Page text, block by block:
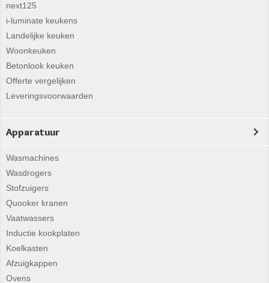
next125
i-luminate keukens
Landelijke keuken
Woonkeuken
Betonlook keuken
Offerte vergelijken
Leveringsvoorwaarden
Apparatuur
Wasmachines
Wasdrogers
Stofzuigers
Quooker kranen
Vaatwassers
Inductie kookplaten
Koelkasten
Afzuigkappen
Ovens